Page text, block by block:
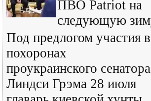
ПВО Patriot на
следующую
Под предлогом участия в
похоронах
проукраинского сенатора
Линдси Грэма 28 июля